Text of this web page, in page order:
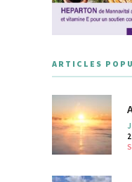
ARTICLES